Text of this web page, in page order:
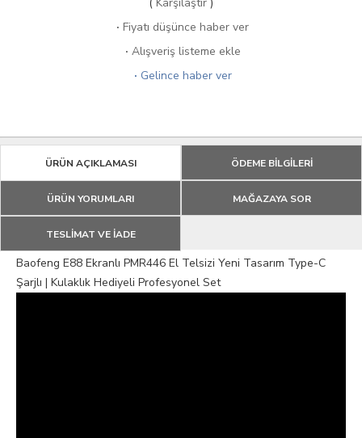
· Fiyatı düşünce haber ver
· Alışveriş listeme ekle
· Gelince haber ver
ÜRÜN AÇIKLAMASI ÖDEME BİLGİLERİ
ÜRÜN YORUMLARI MAĞAZAYA SOR
TESLİMAT VE İADE
Baofeng E88 Ekranlı PMR446 El Telsizi Yeni Tasarım Type-C
Şarjlı | Kulaklık Hediyeli Profesyonel Set